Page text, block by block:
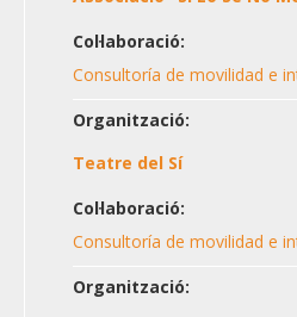
Col·laboració:
Consultoría de movilidad e
Organització:
Teatre del Sí
Col·laboració:
Consultoría de movilidad e
Organització: